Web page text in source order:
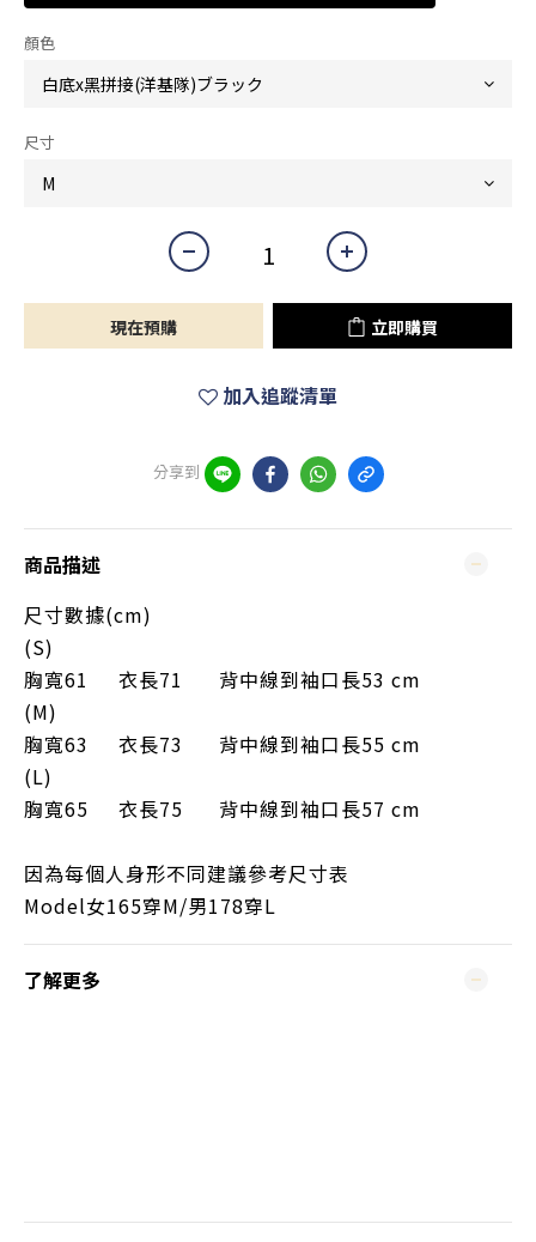
顏色
尺寸
現在預購 立即購買
加入追蹤清單
分享到
商品描述
尺寸數據(cm)
(S)
胸寬61 衣長71 背中線到袖口長53 cm
(M)
胸寬63 衣長73 背中線到袖口長55 cm
(L)
胸寬65
衣長75 背中線到袖口長57 cm
因為每個人身形不同建議參考尺寸表
Model女165穿M/男178穿L
了解更多